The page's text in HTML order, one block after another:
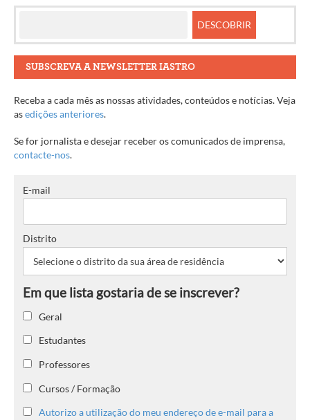
SUBSCREVA A NEWSLETTER IASTRO
Receba a cada mês as nossas atividades, conteúdos e notícias. Veja
asedições anteriores.
Se for jornalista e desejar receber os comunicados de imprensa,
contacte-nos.
E-mail
Distrito
Geral
Estudantes
Professores
Cursos / Formação
Autorizo a utilização do meu endereço de e-mail para a